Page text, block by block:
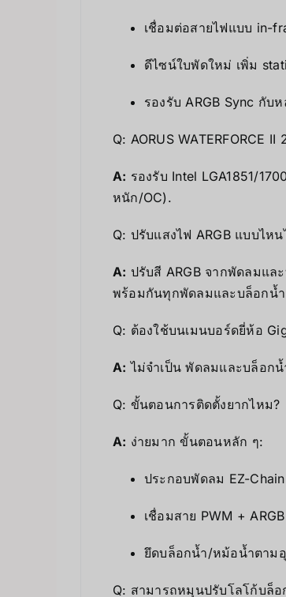
เชื่อมต่อสายไฟแบบ in-
ดีไซน์ใบพัดใหม่ เพิ่ม
รองรับ ARGB Sync กับ
Q: AORUS WATERFORCE
A: รองรับ Intel LGA1851/
หนัก/OC).
Q: ปรับแสงไฟ ARGB แบบไหน
A: ปรับสี ARGB จากพัดลมแล
พร้อมกันทุกพัดลมและบล็อกน้
Q: ต้องใช้บนเมนบอร์ดยี่ห้อ
A: ไม่จำเป็น พัดลมและบล็อก
Q: ขั้นตอนการติดตั้งยากไหม?
A: ง่ายมาก ขั้นตอนหลัก ๆ:
ประกอบพัดลม EZ-
เชื่อมสาย PWM +
ยึดบล็อกน้ำ/หม้อน้ำตาม
Q: สามารถหมุนปรับโลโก้บล็อ